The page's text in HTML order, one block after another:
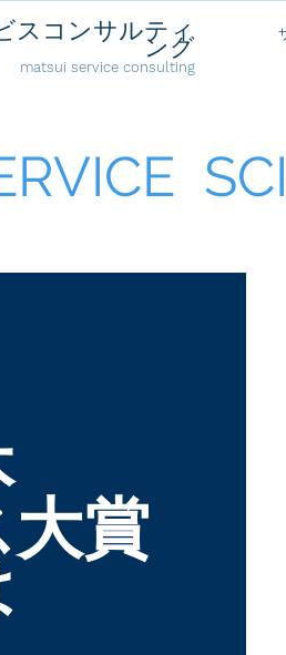
スコンサルティ
ング
matsui service consulting
賞